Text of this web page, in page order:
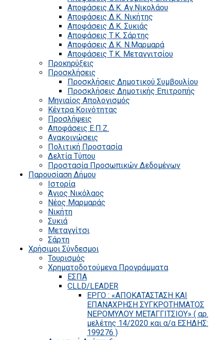
Αποφάσεις Δ.Κ. Αγ.Νικολάου
Αποφάσεις Δ.Κ. Νικήτης
Αποφάσεις Δ.Κ. Συκιάς
Αποφάσεις Τ.Κ. Σάρτης
Αποφάσεις Δ.Κ. Ν.Μαρμαρά
Αποφάσεις Τ.Κ. Μεταγγιτσίου
Προκηρύξεις
Προσκλήσεις
Προσκλήσεις Δημοτικού Συμβουλίου
Προσκλήσεις Δημοτικής Επιτροπής
Μηνιαίος Απολογισμός
Κέντρα Κοινότητας
Προσλήψεις
Αποφάσεις Ε.Π.Ζ.
Ανακοινώσεις
Πολιτική Προστασία
Δελτία Τύπου
Προστασία Προσωπικών Δεδομένων
Παρουσίαση Δήμου
Ιστορία
Άγιος Νικόλαος
Νέος Μαρμαράς
Νικήτη
Συκιά
Μεταγγίτσι
Σάρτη
Χρήσιμοι Σύνδεσμοι
Τουρισμός
Χρηματοδοτούμενα Προγράμματα
ΕΣΠΑ
CLLD/LEADER
ΕΡΓΟ : «ΑΠΟΚΑΤΑΣΤΑΣΗ ΚΑΙ
ΕΠΑΝΑΧΡΗΣΗ ΣΥΓΚΡΟΤΗΜΑΤΟΣ
ΝΕΡΟΜΥΛΟΥ ΜΕΤΑΓΓΙΤΣΙΟΥ» ( αρ.
μελέτης 14/2020 και α/α ΕΣΗΔΗΣ:
199276 )